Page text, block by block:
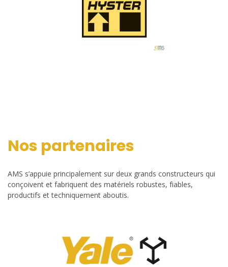
Nos partenaires
AMS s’appuie principalement sur deux grands constructeurs qui
conçoivent et fabriquent des matériels robustes, fiables,
productifs et techniquement aboutis.